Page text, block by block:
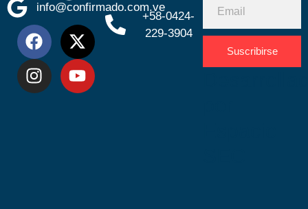
info@confirmado.com.ve
+58-0424-
229-3904
Suscribirse